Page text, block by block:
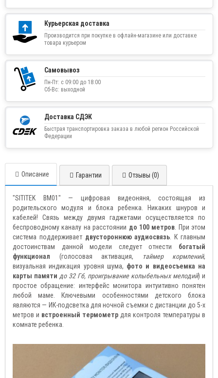
Курьерская доставка
Производится при покупке в офлайн-магазине или доставке
товара курьером
Самовывоз
Пн-Пт: с 09:00 до 18:00
Сб-Вс: выходной
Доставка СДЭК
Быстрая транспортировка заказа в любой регион Российской
Федерации
Описание Гарантии Отзывы (0)
"SITITEK BM01" — цифровая видеоняня, состоящая из
родительского модуля и блока ребенка. Никаких шнуров и
кабелей! Связь между двумя гаджетами осуществляется по
беспроводному каналу на расстоянии до 100 метров . При этом
система поддерживает двустороннюю аудиосвязь . К главным
достоинствам данной модели следует отнести богатый
функционал (голосовая активация, таймер кормлений,
визуальная индикация уровня шума, фото и видеосъемка на
карты памяти до 32 Гб, проигрывание колыбельных мелодий) и
простое обращение: интерфейс монитора интуитивно понятен
любой маме. Ключевыми особенностями детского блока
являются — ИК-подсветка для ночной съемки с дистанции до 5-х
метров и встроенный термометр для контроля температуры в
комнате ребенка.